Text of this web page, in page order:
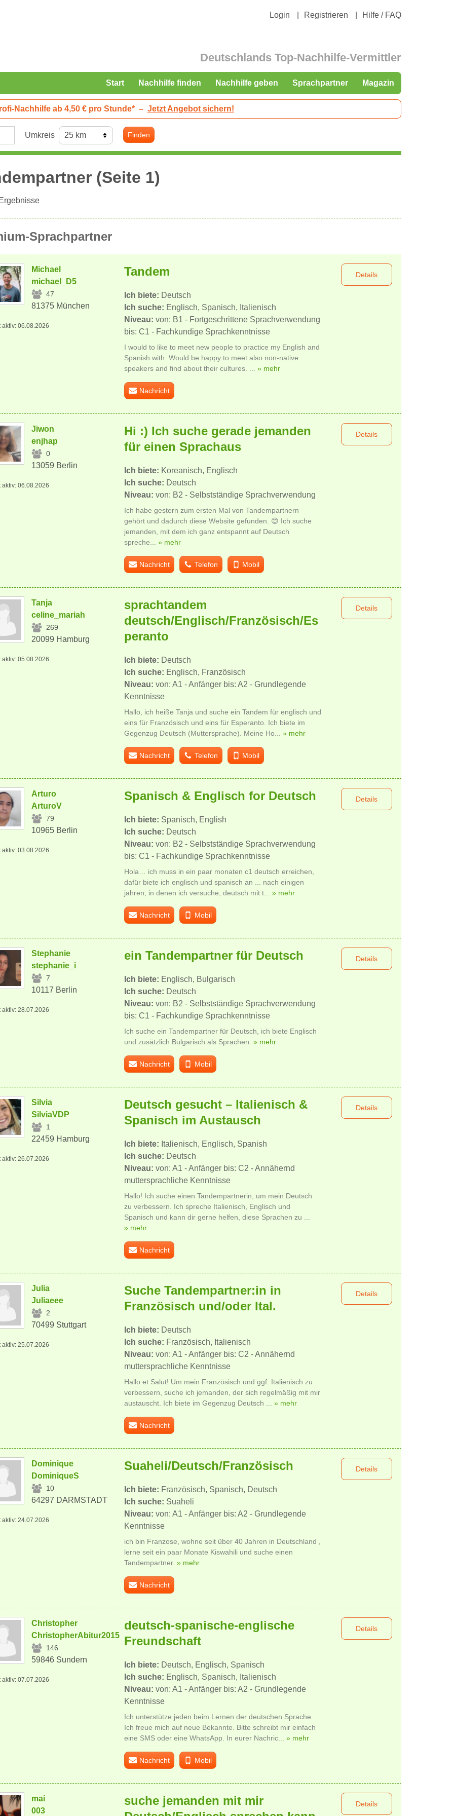
Login Registrieren Hilfe / FAQ
Deutschlands Top-Nachhilfe-Vermittler
Start Nachhilfe finden Nachhilfe geben Sprachpartner Magazin
Nachhilfe ab 4,50 € pro Stunde* – Jetzt Angebot sichern!
Umkreis Finden
(Seite 1)
Ergebnisse
Sprachpartner
Michael
michael_D5
47
81375 München
aktiv: 06.08.2026
Tandem
Ich biete: Deutsch
Ich suche: Englisch, Spanisch, Italienisch
Niveau: von: B1 - Fortgeschrittene Sprachverwendung
bis: C1 - Fachkundige Sprachkenntnisse
I would to like to meet new people to practice my English and
Spanish with. Would be happy to meet also non-native
speakers and find about their cultures. ... » mehr
Details
Nachricht
Jiwon
enjhap
0
13059 Berlin
aktiv: 06.08.2026
Hi :) Ich suche gerade jemanden
für einen Sprachaus
Ich biete: Koreanisch, Englisch
Ich suche: Deutsch
Niveau: von: B2 - Selbstständige Sprachverwendung
Ich habe gestern zum ersten Mal von Tandempartnern
gehört und dadurch diese Website gefunden. 😊 Ich suche
jemanden, mit dem ich ganz entspannt auf Deutsch
spreche... » mehr
Details
Nachricht Telefon Mobil
Tanja
celine_mariah
269
20099 Hamburg
aktiv: 05.08.2026
sprachtandem
deutsch/Englisch/Französisch/Es
peranto
Ich biete: Deutsch
Ich suche: Englisch, Französisch
Niveau: von: A1 - Anfänger bis: A2 - Grundlegende
Kenntnisse
Hallo, ich heiße Tanja und suche ein Tandem für englisch und
eins für Französisch und eins für Esperanto. Ich biete im
Gegenzug Deutsch (Muttersprache). Meine Ho... » mehr
Details
Nachricht Telefon Mobil
Arturo
ArturoV
79
10965 Berlin
aktiv: 03.08.2026
Spanisch & Englisch for Deutsch
Ich biete: Spanisch, English
Ich suche: Deutsch
Niveau: von: B2 - Selbstständige Sprachverwendung
bis: C1 - Fachkundige Sprachkenntnisse
Hola… ich muss in ein paar monaten c1 deutsch erreichen,
dafür biete ich englisch und spanisch an ... nach einigen
jahren, in denen ich versuche, deutsch mit t... » mehr
Details
Nachricht Mobil
Stephanie
stephanie_i
7
10117 Berlin
aktiv: 28.07.2026
ein Tandempartner für Deutsch
Ich biete: Englisch, Bulgarisch
Ich suche: Deutsch
Niveau: von: B2 - Selbstständige Sprachverwendung
bis: C1 - Fachkundige Sprachkenntnisse
Ich suche ein Tandempartner für Deutsch, ich biete Englisch
und zusätzlich Bulgarisch als Sprachen. » mehr
Details
Nachricht Mobil
Silvia
SilviaVDP
1
22459 Hamburg
aktiv: 26.07.2026
Deutsch gesucht – Italienisch &
Spanisch im Austausch
Ich biete: Italienisch, Englisch, Spanish
Ich suche: Deutsch
Niveau: von: A1 - Anfänger bis: C2 - Annähernd
muttersprachliche Kenntnisse
Hallo! Ich suche einen Tandempartnerin, um mein Deutsch
zu verbessern. Ich spreche Italienisch, Englisch und
Spanisch und kann dir gerne helfen, diese Sprachen zu ...
» mehr
Details
Nachricht
Julia
Juliaeee
2
70499 Stuttgart
aktiv: 25.07.2026
Suche Tandempartner:in in
Französisch und/oder Ital.
Ich biete: Deutsch
Ich suche: Französisch, Italienisch
Niveau: von: A1 - Anfänger bis: C2 - Annähernd
muttersprachliche Kenntnisse
Hallo et Salut! Um mein Französisch und ggf. Italienisch zu
verbessern, suche ich jemanden, der sich regelmäßig mit mir
austauscht. Ich biete im Gegenzug Deutsch ... » mehr
Details
Nachricht
Dominique
DominiqueS
10
64297 DARMSTADT
aktiv: 24.07.2026
Suaheli/Deutsch/Französisch
Ich biete: Französisch, Spanisch, Deutsch
Ich suche: Suaheli
Niveau: von: A1 - Anfänger bis: A2 - Grundlegende
Kenntnisse
ich bin Franzose, wohne seit über 40 Jahren in Deutschland ,
lerne seit ein paar Monate Kiswahili und suche einen
Tandempartner. » mehr
Details
Nachricht
Christopher
ChristopherAbitur2015
146
59846 Sundern
aktiv: 07.07.2026
deutsch-spanische-englische
Freundschaft
Ich biete: Deutsch, Englisch, Spanisch
Ich suche: Englisch, Spanisch, Italienisch
Niveau: von: A1 - Anfänger bis: A2 - Grundlegende
Kenntnisse
Ich unterstütze jeden beim Lernen der deutschen Sprache.
Ich freue mich auf neue Bekannte. Bitte schreibt mir einfach
eine SMS oder eine WhatsApp. In eurer Nachric... » mehr
Details
Nachricht Mobil
mai
003
suche jemanden mit mir
Details